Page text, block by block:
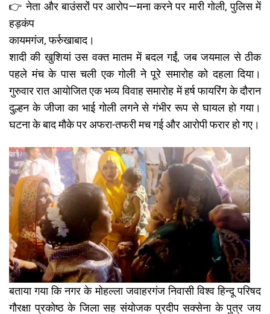
👉 नेता और बाउंसरों पर आरोप—मना करने पर मारी गोली, पुलिस में
हड़कंप
कायमगंज, फर्रुखाबाद।
शादी की खुशियां उस वक्त मातम में बदल गईं, जब जयमाल से ठीक
पहले मंच के पास चली एक गोली ने पूरे समारोह को दहला दिया।
गुरुवार रात आयोजित एक भव्य विवाह समारोह में हर्ष फायरिंग के दौरान
दुल्हन के जीजा का भाई गोली लगने से गंभीर रूप से घायल हो गया।
घटना के बाद मौके पर अफरा-तफरी मच गई और आरोपी फरार हो गए।
बताया गया कि नगर के मोहल्ला जवाहरगंज निवासी विश्व हिन्दू परिषद
गौरक्षा प्रकोष्ठ के जिला सह संयोजक प्रदीप सक्सेना के पुत्र जय